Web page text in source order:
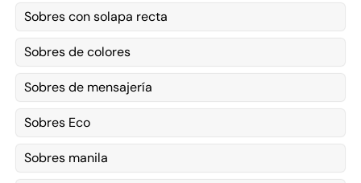
Sobres con solapa recta
Sobres de colores
Sobres de mensajería
Sobres Eco
Sobres manila